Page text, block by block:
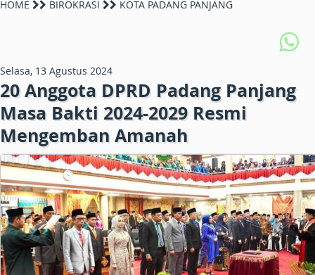
HOME BIROKRASI KOTA PADANG PANJANG
Selasa, 13 Agustus 2024
20 Anggota DPRD Padang Panjang
Masa Bakti 2024-2029 Resmi
Mengemban Amanah